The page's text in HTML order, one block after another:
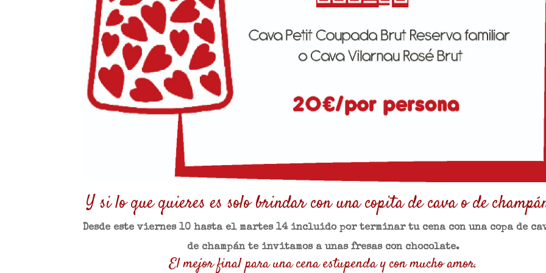
Y si lo que quieres es solo brindar con una copita de cava o de
Desde este viernes 10 hasta el martes 14 incluido por terminar tu cena con una copa de
de champán te invitamos a unas fresas con chocolate.
El mejor final para una cena estupenda y con mucho amor.